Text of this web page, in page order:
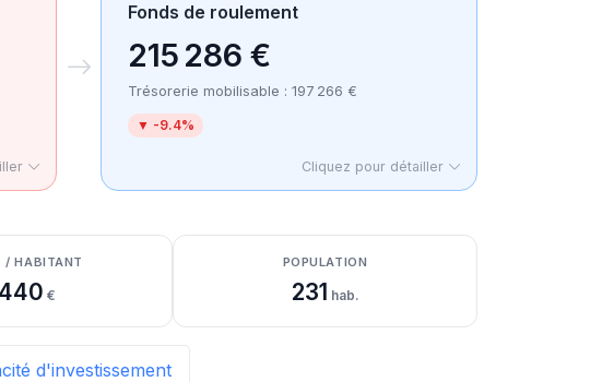
Fonds de roulement
215 286 €
Trésorerie mobilisable : 197 266 €
▼ -9.4%
Cliquez pour détailler
/ HABITANT
440 €
POPULATION
231 hab.
d'investissement